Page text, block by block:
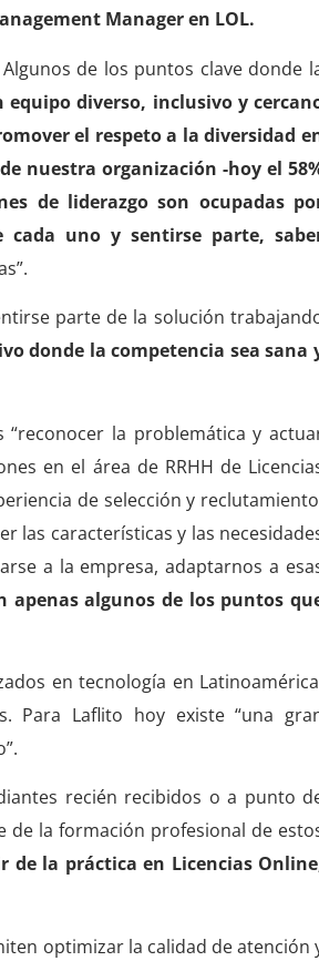
Manager en LOL.
de los puntos clave donde
equipo diverso, inclusivo y
el respeto a la diversidad
nuestra organización -hoy el
de liderazgo son ocupadas
uno y sentirse parte,
parte de la solución
donde la competencia sea sana
la problemática y
en el área de RRHH de
de selección y
las características y las
a la empresa, adaptarnos a
algunos de los puntos
en tecnología en
Para Laflito hoy existe “una
recién recibidos o a punto
de la formación profesional de
la práctica en Licencias
optimizar la calidad de atención